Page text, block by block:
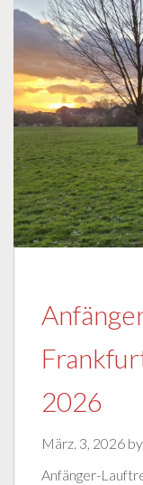
2026
März. 3, 2026 by
Anfänger-